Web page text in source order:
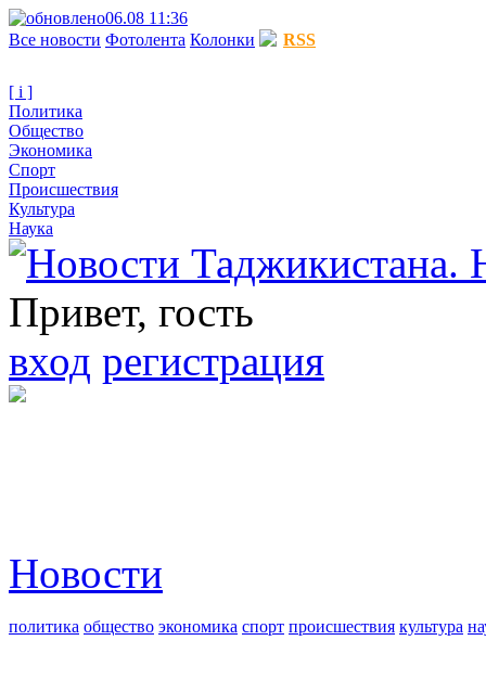
06.08 11:36
Все новости Фотолента Колонки RSS
[ i ]
Политика
Общество
Экономика
Спорт
Происшествия
Культура
Наука
Привет, гость
вход регистрация
Новости
политика общество экономика спорт происшествия культура